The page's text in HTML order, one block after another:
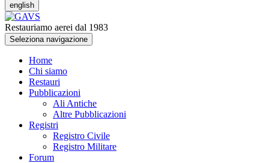
english
Restauriamo aerei dal 1983
Seleziona navigazione
Home
Chi siamo
Restauri
Pubblicazioni
Ali Antiche
Altre Pubblicazioni
Registri
Registro Civile
Registro Militare
Forum